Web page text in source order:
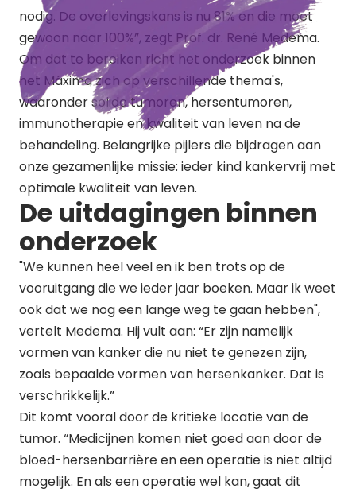
nodig. De overlevingskans is nu 81% en die moet
gewoon naar 100%”, zegt Prof. dr. René Medema.
Om dat te bereiken richt het onderzoek binnen
het Máxima zich op verschillende thema's,
waaronder solide tumoren, hersentumoren,
immunotherapie en kwaliteit van leven na de
behandeling. Belangrijke pijlers die bijdragen aan
onze gezamenlijke missie: ieder kind kankervrij met
optimale kwaliteit van leven.
De uitdagingen binnen
onderzoek
"We kunnen heel veel en ik ben trots op de
vooruitgang die we ieder jaar boeken. Maar ik weet
ook dat we nog een lange weg te gaan hebben",
vertelt Medema. Hij vult aan: “Er zijn namelijk
vormen van kanker die nu niet te genezen zijn,
zoals bepaalde vormen van hersenkanker. Dat is
verschrikkelijk.”
Dit komt vooral door de kritieke locatie van de
tumor. “Medicijnen komen niet goed aan door de
bloed-hersenbarrière en een operatie is niet altijd
mogelijk. En als een operatie wel kan, gaat dit